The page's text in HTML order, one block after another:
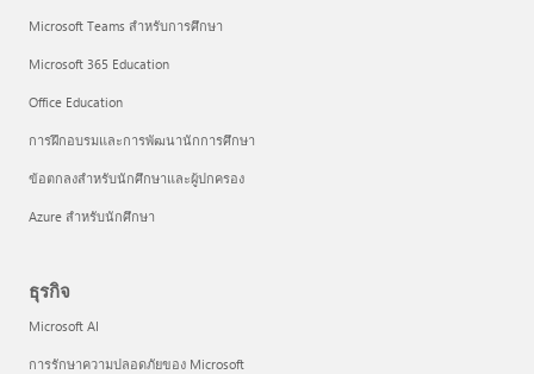
Microsoft Teams สำหรับการศึกษา
Microsoft 365 Education
Office Education
การฝึกอบรมและการพัฒนานักการศึกษา
ข้อตกลงสำหรับนักศึกษาและผู้ปกครอง
Azure สำหรับนักศึกษา
ธุรกิจ
Microsoft AI
การรักษาความปลอดภัยของ Microsoft